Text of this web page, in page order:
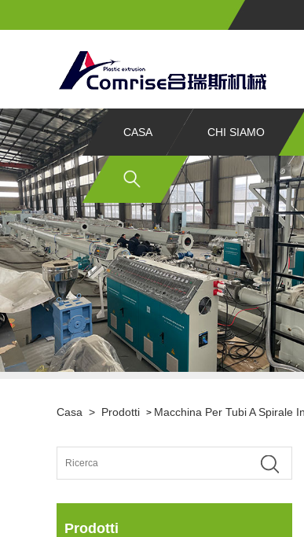
CASA CHI SIAMO
Casa > Prodotti > Macchina Per Tubi A Spirale
Prodotti